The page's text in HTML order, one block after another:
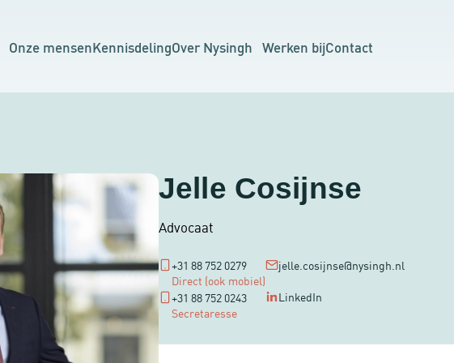
Onze mensenKennisdelingOver Nysingh Werken bijContact
Jelle Cosijnse
Advocaat
+31 88 752 0279
Direct (ook mobiel)
+31 88 752 0243
Secretaresse
jelle.cosijnse@nysingh.nl
LinkedIn